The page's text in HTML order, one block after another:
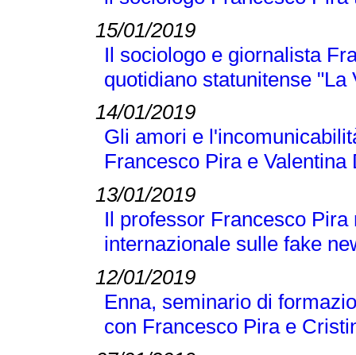
15/01/2019
Il sociologo e giornalista
quotidiano statunitense "La
14/01/2019
Gli amori e
Francesco Pira e Valentina
13/01/2019
Il professor Francesco
internazionale sulle fake
12/01/2019
Enna, seminario di
con Francesco Pira e